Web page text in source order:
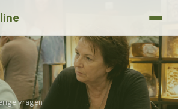
vragen